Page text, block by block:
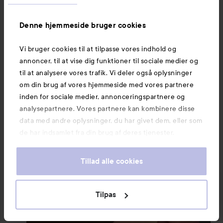
Denne hjemmeside bruger cookies
Vi bruger cookies til at tilpasse vores indhold og
annoncer, til at vise dig funktioner til sociale medier og
til at analysere vores trafik. Vi deler også oplysninger
om din brug af vores hjemmeside med vores partnere
inden for sociale medier, annonceringspartnere og
analysepartnere. Vores partnere kan kombinere disse
data med andre oplysninger, du har givet dem, eller som
de har indsamlet fra din brug af deres tjenester.
Tillad alle cookies
Tilpas
#lykoinflutester #nyx
Oversat fra norsk